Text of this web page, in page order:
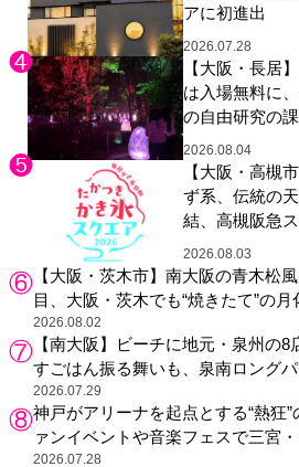
アに初進出
2026.07.28
【大阪・長居
は入場無料に
の自由研究の
ガーデン 大阪
2026.08.04
【大阪・高槻
ず系、伝統の
結、高槻阪急
り
2026.08.03
【大阪・茨木市】南大阪の青木松
目、大阪・茨木でも“焼きたて”の
2026.08.02
【南大阪】ビーチに地元・泉州の
すごはん振る舞いも、泉南ロング
ェ」がリニューアル！
2026.07.29
神戸がアリーナを起点とする“熱狂
ァンイベントや音楽フェスで三宮
活性化
2026.07.28